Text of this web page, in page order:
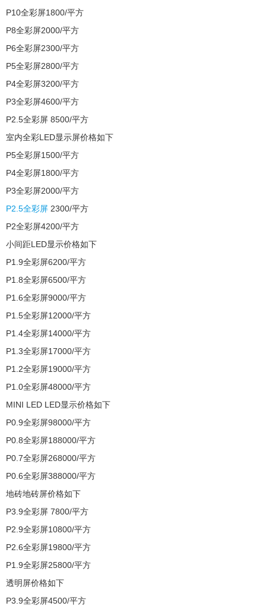
P10全彩屏1800/平方
P8全彩屏2000/平方
P6全彩屏2300/平方
P5全彩屏2800/平方
P4全彩屏3200/平方
P3全彩屏4600/平方
P2.5全彩屏 8500/平方
室内全彩LED显示屏价格如下
P5全彩屏1500/平方
P4全彩屏1800/平方
P3全彩屏2000/平方
P2.5全彩屏 2300/平方
P2全彩屏4200/平方
小间距LED显示价格如下
P1.9全彩屏6200/平方
P1.8全彩屏6500/平方
P1.6全彩屏9000/平方
P1.5全彩屏12000/平方
P1.4全彩屏14000/平方
P1.3全彩屏17000/平方
P1.2全彩屏19000/平方
P1.0全彩屏48000/平方
MINI LED LED显示价格如下
P0.9全彩屏98000/平方
P0.8全彩屏188000/平方
P0.7全彩屏268000/平方
P0.6全彩屏388000/平方
地砖地砖屏价格如下
P3.9全彩屏 7800/平方
P2.9全彩屏10800/平方
P2.6全彩屏19800/平方
P1.9全彩屏25800/平方
透明屏价格如下
P3.9全彩屏4500/平方